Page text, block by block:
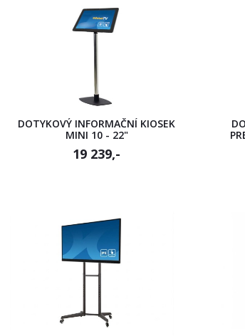
DOTYKOVÝ INFORMAČNÍ KIOSEK
MINI 10 - 22"
19 239,-